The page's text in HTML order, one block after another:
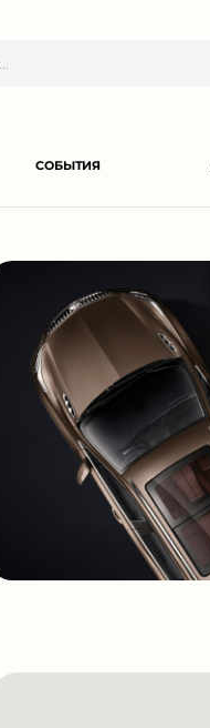
СОБЫТИЯ